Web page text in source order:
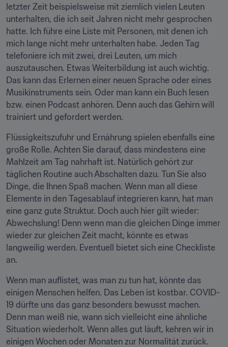
letzter Zeit beispielsweise mit ziemlich vielen Leuten
unterhalten, die ich seit Jahren nicht mehr gesprochen
hatte. Ich führe eine Liste mit Personen, mit denen ich
mich lange nicht mehr unterhalten habe. Jeden Tag
telefoniere ich mit zwei, drei Leuten, um mich
auszutauschen. Etwas Weiterbildung ist auch wichtig.
Das kann das Erlernen einer neuen Sprache oder eines
Musikinstruments sein. Oder man kann ein Buch lesen
bzw. einen Podcast anhören. Denn auch das Gehirn will
trainiert und gefordert werden.
Flüssigkeitszufuhr und Ernährung spielen ebenfalls eine
große Rolle. Achten Sie darauf, dass mindestens eine
Mahlzeit am Tag nahrhaft ist. Natürlich gehört zur
täglichen Routine auch Abschalten dazu. Tun Sie also
Dinge, die Ihnen Spaß machen. Wenn man all diese
Elemente in den Tagesablauf integrieren kann, hat man
eine ganz gute Struktur. Doch auch hier gilt wieder:
Abwechslung! Denn wenn man die gleichen Dinge immer
wieder zur gleichen Zeit macht, könnte es etwas
langweilig werden. Eventuell bietet sich eine Checkliste
an.
Wenn man auflistet, was man zu tun hat, könnte das
einigen Menschen helfen. Das Leben ist kostbar. COVID-
19 dürfte uns das ganz besonders bewusst machen.
Denn man weiß nie, wann sich vielleicht eine ähnliche
Situation wiederholt. Wenn alles gut läuft, kehren wir in
einigen Wochen oder Monaten zur Normalität zurück.